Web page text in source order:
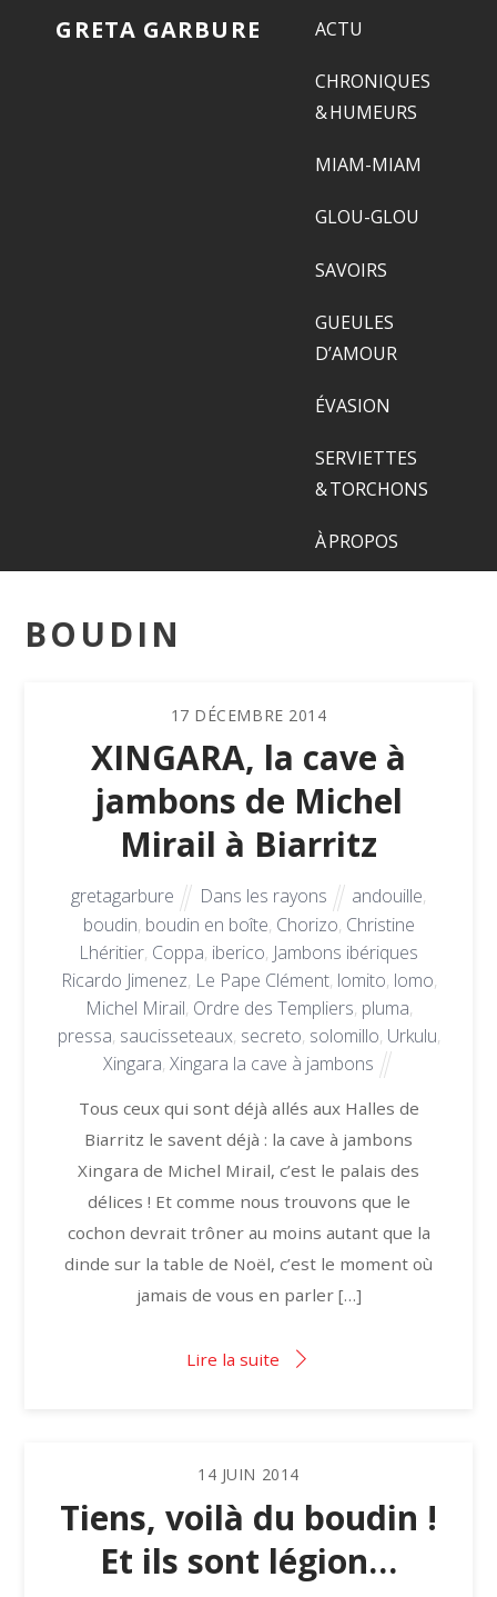
GRETA GARBURE ACTU
CHRONIQUES
& HUMEURS
MIAM-MIAM
GLOU-GLOU
SAVOIRS
GUEULES
D’AMOUR
ÉVASION
SERVIETTES
& TORCHONS
À PROPOS
BOUDIN
17 DÉCEMBRE 2014
XINGARA, la cave à
jambons de Michel
Mirail à Biarritz
gretagarbure Dans les rayons andouille,
boudin, boudin en boîte, Chorizo, Christine
Lhéritier, Coppa, iberico, Jambons ibériques
Ricardo Jimenez, Le Pape Clément, lomito, lomo,
Michel Mirail, Ordre des Templiers, pluma,
pressa, saucisseteaux, secreto, solomillo, Urkulu,
Xingara, Xingara la cave à jambons
Tous ceux qui sont déjà allés aux Halles de
Biarritz le savent déjà : la cave à jambons
Xingara de Michel Mirail, c’est le palais des
délices ! Et comme nous trouvons que le
cochon devrait trôner au moins autant que la
dinde sur la table de Noël, c’est le moment où
jamais de vous en parler […]
Lire la suite
14 JUIN 2014
Tiens, voilà du boudin !
Et ils sont légion…